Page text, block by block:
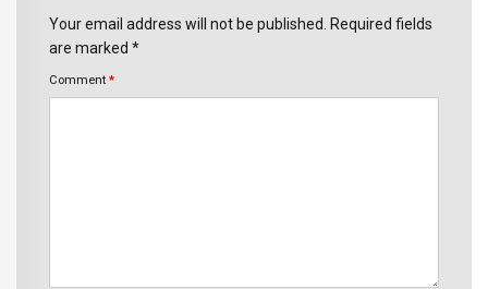
Your email address will not be published. Required fields
are marked *
Comment *